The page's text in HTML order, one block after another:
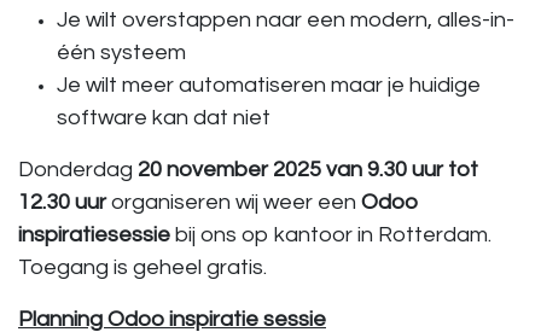
Je wilt overstappen naar een modern, alles-in-
één systeem
Je wilt meer automatiseren maar je huidige
software kan dat niet
Donderdag 20 november 2025 van 9.30 uur tot
12.30 uurorganiseren wij weer een Odoo
inspiratiesessie bij ons op kantoor in Rotterdam.
Toegang is geheel gratis.
Planning Odoo inspiratie sessie